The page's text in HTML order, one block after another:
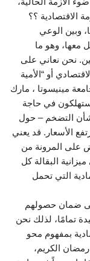
الاقتصادية ؟؟
وبين الوعي
معها، وهو ما
نحن نعاني على
أو “الأمية
مينيسوتا ، مارك
في حاجة
بشأن التضخم – حول
الأسعار. قد يعني
على المرونة من
10-20٪ أخرى في ميزانية البقالة كل
التي تحمل
ضمان حصولهم
تمامًا، لذلك نحن
بمفهوم محو
رمضان الكريم،